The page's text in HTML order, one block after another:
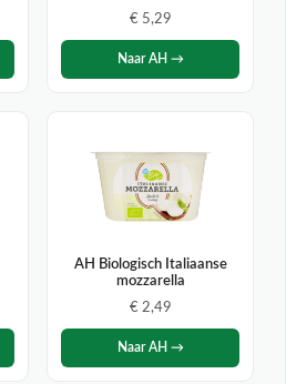
€ 5,29
Naar AH →
AH Biologisch Italiaanse
mozzarella
€ 2,49
Naar AH →